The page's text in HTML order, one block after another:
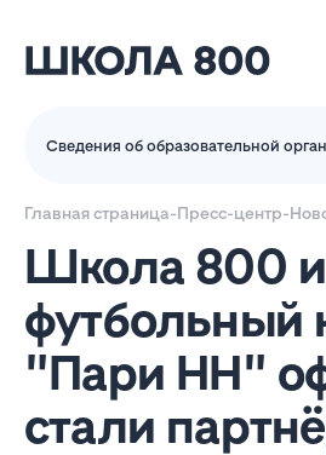
Сведения об образовательной
Главная страница-Пресс-центр-
Школа 800 и
футбольный
"Пари НН"
стали